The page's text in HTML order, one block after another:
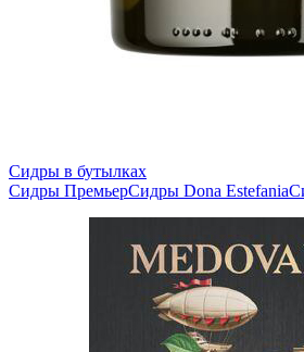
Сидры в бутылках
Сидры ПремьерСидры Dona Estefania